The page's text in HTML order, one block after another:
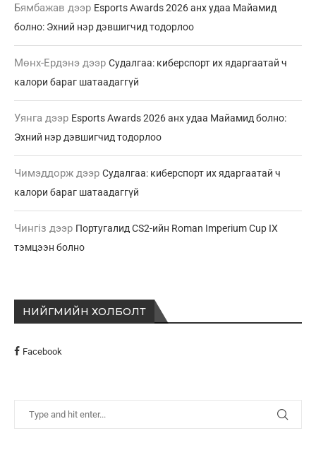
Бямбажав дээр Esports Awards 2026 анх удаа Майамид
болно: Эхний нэр дэвшигчид тодорлоо
Мөнх-Ердэнэ дээр Судалгаа: киберспорт их ядаргаатай ч
калори бараг шатаадаггүй
Уянга дээр Esports Awards 2026 анх удаа Майамид болно:
Эхний нэр дэвшигчид тодорлоо
Чимэддорж дээр Судалгаа: киберспорт их ядаргаатай ч
калори бараг шатаадаггүй
Чингіз дээр Португалид CS2-ийн Roman Imperium Cup IX
тэмцээн болно
НИЙГМИЙН ХОЛБОЛТ
Facebook